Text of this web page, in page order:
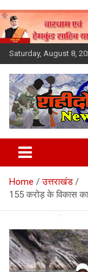
Skip
to
content
Saturday, August 8,
Latest
News,
Hindi
Home
उत्तराखंड
155 करोड़ के विकास